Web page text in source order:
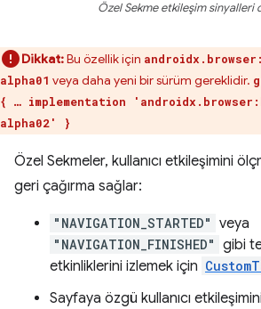
Özel Sekme etkileşim sinyalleri
Dikkat:Bu özellik için
alpha01 veya daha yeni bir sürüm gereklidir.
{ … implementation
alpha02' }
Özel Sekmeler, kullanıcı etkileşimini
geri çağırma sağlar:
"NAVIGATION_STARTED" veya
"NAVIGATION_FINISHED" gibi
etkinliklerini izlemek için
Sayfaya özgü kullanıcı